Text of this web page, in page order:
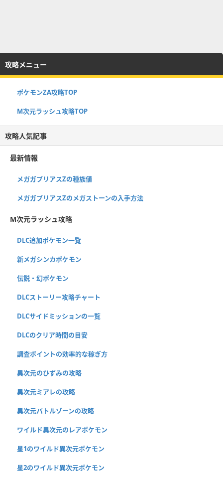
攻略メニュー
ポケモンZA攻略TOP
M次元ラッシュ攻略TOP
攻略人気記事
最新情報
メガガブリアスZの種族値
メガガブリアスZのメガストーンの入手方法
M次元ラッシュ攻略
DLC追加ポケモン一覧
新メガシンカポケモン
伝説・幻ポケモン
DLCストーリー攻略チャート
DLCサイドミッションの一覧
DLCのクリア時間の目安
調査ポイントの効率的な稼ぎ方
異次元のひずみの攻略
異次元ミアレの攻略
異次元バトルゾーンの攻略
ワイルド異次元のレアポケモン
星1のワイルド異次元ポケモン
星2のワイルド異次元ポケモン